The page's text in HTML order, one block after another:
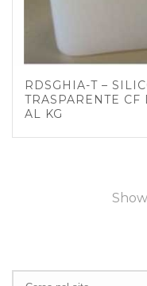
RDSGHIA-T –
TRASPARENTE
AL KG